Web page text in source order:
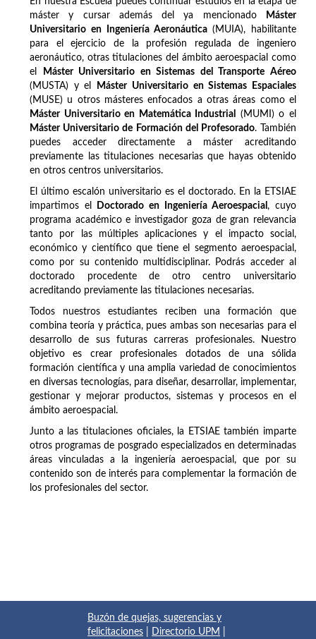
máster y cursar además del ya mencionado
Máster
Universitario en Ingeniería Aeronáutica(MUIA), habilitante
para el ejercicio de la profesión regulada de ingeniero
aeronáutico, otras titulaciones del ámbito aeroespacial como
el
Máster Universitario en Sistemas del Transporte Aéreo
(MUSTA) y el
Máster Universitario en Sistemas Espaciales
(MUSE) u otros másteres enfocados a otras áreas como el
Máster Universitario en Matemática Industrial
(MUMI) o el
Máster Universitario de Formación del Profesorado. También
puedes acceder directamente a máster acreditando
previamente las titulaciones necesarias que hayas obtenido
en otros centros universitarios.
El último escalón universitario es el doctorado. En la ETSIAE
impartimos el
Doctorado en Ingeniería Aeroespacial, cuyo
programa académico e investigador goza de gran relevancia
tanto por las múltiples aplicaciones y el impacto social,
económico y científico que tiene el segmento aeroespacial,
como por su contenido multidisciplinar. Podrás acceder al
doctorado procedente de otro centro universitario
acreditando previamente las titulaciones necesarias.
Todos nuestros estudiantes reciben una formación que
combina teoría y práctica, pues ambas son necesarias para el
desarrollo de sus futuras carreras profesionales. Nuestro
objetivo es crear profesionales dotados de una sólida
formación científica y una amplia variedad de conocimientos
en diversas tecnologías, para diseñar, desarrollar, implementar,
gestionar y mejorar productos, sistemas y procesos en el
ámbito aeroespacial.
Junto a las titulaciones oficiales, la ETSIAE también imparte
otros programas de posgrado especializados en determinadas
áreas vinculadas a la ingeniería aeroespacial, que por su
contenido son de interés para complementar la formación de
los profesionales del sector.
Buzón de quejas, sugerencias y
felicitaciones
Directorio UPM